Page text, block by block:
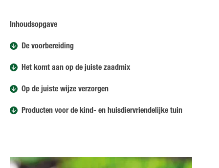
Inhoudsopgave
De voorbereiding
Het komt aan op de juiste zaadmix
Op de juiste wijze verzorgen
Producten voor de kind- en huisdiervriendelijke tuin